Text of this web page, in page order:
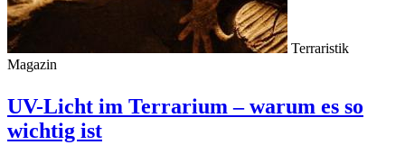
Terraristik
Magazin
UV-Licht im Terrarium – warum es so
wichtig ist